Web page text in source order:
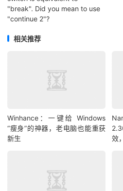
"break". Did you mean to use
"continue 2"?
相关推荐
Winhance：一键给 Windows
“瘦身”的神器，老电脑也能重获
新生
效